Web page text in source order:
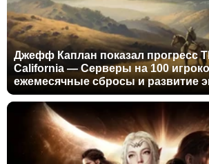
Джефф Каплан показал прогресс
California — Серверы на 100
ежемесячные сбросы и развитие